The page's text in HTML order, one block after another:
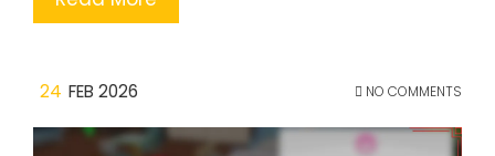
24 FEB 2026 NO COMMENTS